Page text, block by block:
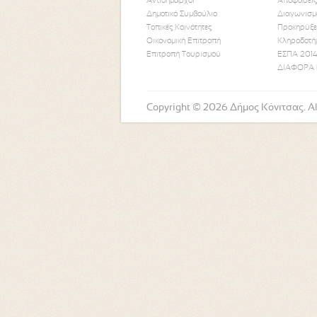
Δημοτικό Συμβούλιο
Τοπικές Κοινότητες
Οικονομική Επιτροπή
Επιτροπή Τουρισμού
ΕΣΠΑ
ΔΙΑΦΟΡΑ
Copyright © 2026 Δήμος Κόνιτσας.